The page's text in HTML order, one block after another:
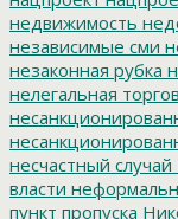
недвижимость
независимые сми
незаконная рубка
нелегальная
несчастный случай
власти
пункт пропуска